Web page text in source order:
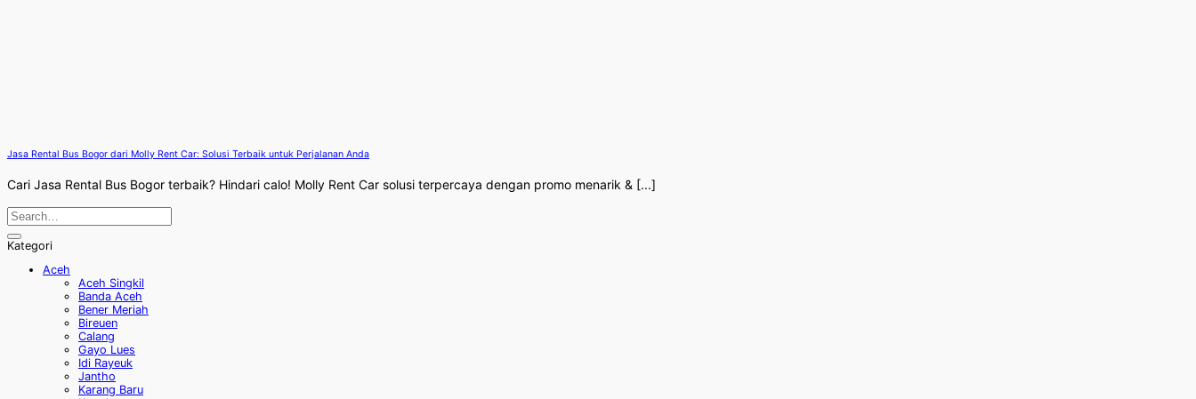
Jasa Rental Bus Bogor dari Molly Rent Car: Solusi Terbaik untuk Perjalanan Anda
Cari Jasa Rental Bus Bogor terbaik? Hindari calo! Molly Rent Car solusi terpercaya dengan promo menarik & [...]
Kategori
Aceh
Aceh Singkil
Banda Aceh
Bener Meriah
Bireuen
Calang
Gayo Lues
Idi Rayeuk
Jantho
Karang Baru